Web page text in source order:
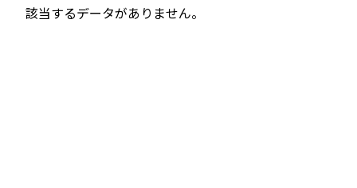
該当するデータがありません。